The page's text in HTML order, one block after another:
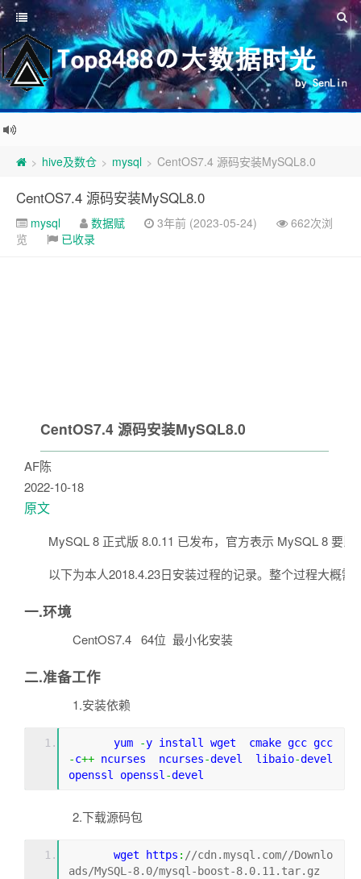
> hive及数仓 > mysql > CentOS7.4 源码安装MySQL8.0
CentOS7.4 源码安装MySQL8.0
mysql 数据赋 3年前 (2023-05-24)
662次浏
览
已收录
CentOS7.4 源码安装MySQL8.0
AF陈
2022-10-18
原文
MySQL 8 正式版 8.0.11 已发布，官方表示 MySQL 8 要
以下为本人2018.4.23日安装过程的记录。整个过程大概
一.环境
CentOS7.4 64位 最小化安装
二.准备工作
1.安装依赖
       yum
-y install wget  cmake gcc gcc
-c++ ncurses  ncurses-devel  libaio-devel
openssl openssl -devel
2.下载源码包
       wget https
: //cdn.mysql.com//Downlo
ads/MySQL-8.0/mysql-boost-8.0.11.tar.gz